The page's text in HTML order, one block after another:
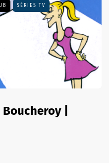
SÉRIES TV
|